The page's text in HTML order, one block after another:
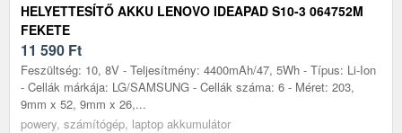
HELYETTESÍTŐ AKKU LENOVO IDEAPAD S10-3 064752M
FEKETE
11 590 Ft
Feszültség: 10, 8V - Teljesítmény: 4400mAh/47, 5Wh - Típus: Li-Ion
- Cellák márkája: LG/SAMSUNG - Cellák száma: 6 - Méret: 203,
9mm x 52, 9mm x 26,...
powery, számítógép, laptop akkumulátor